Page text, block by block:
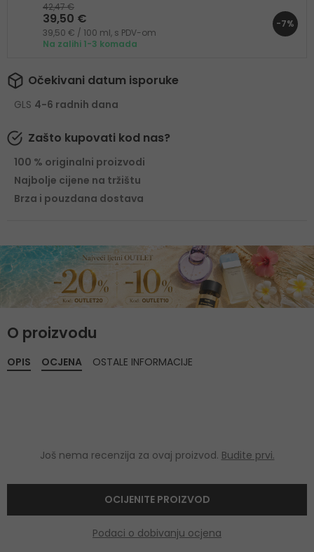
42,47 €
39,50 €
39,50 € / 100 ml, s PDV-om
Na zalihi 1-3 komada
-7%
Očekivani datum isporuke
GLS 4-6 radnih dana
Zašto kupovati kod nas?
100 % originalni proizvodi
Najbolje cijene na tržištu
Brza i pouzdana dostava
O proizvodu
OPIS OCJENA
Još nema recenzija za ovaj proizvod. Budite prvi.
OCIJENITE PROIZVOD
Podaci o dobivanju ocjena
OSTALE INFORMACIJE